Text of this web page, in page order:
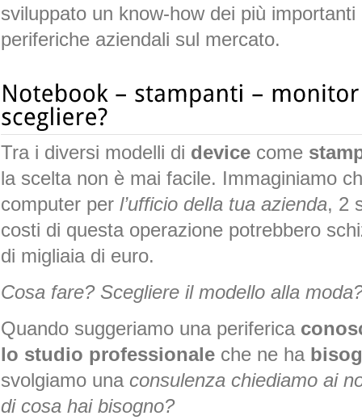
sviluppato un know-how dei più
periferiche aziendali sul mercato.
Tra i diversi modelli di device come
la scelta non è mai facile. Immaginiamo
computer per l’ufficio della tua azienda, 2
costi di questa operazione potrebbero
di migliaia di euro.
Cosa fare? Scegliere il modello alla
Quando suggeriamo una periferica
lo studio professionale che ne ha
svolgiamo una consulenza chiediamo ai
di cosa hai bisogno?